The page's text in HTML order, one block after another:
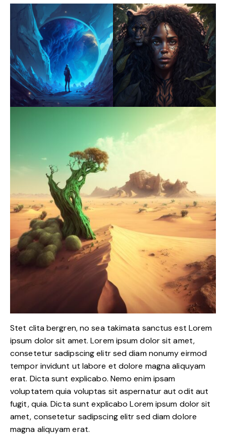
Stet clita bergren, no sea takimata sanctus est Lorem
ipsum dolor sit amet. Lorem ipsum dolor sit amet,
consetetur sadipscing elitr sed diam nonumy eirmod
tempor invidunt ut labore et dolore magna aliquyam
erat. Dicta sunt explicabo. Nemo enim ipsam
voluptatem quia voluptas sit aspernatur aut odit aut
fugit, quia. Dicta sunt explicabo Lorem ipsum dolor sit
amet, consetetur sadipscing elitr sed diam dolore
magna aliquyam erat.